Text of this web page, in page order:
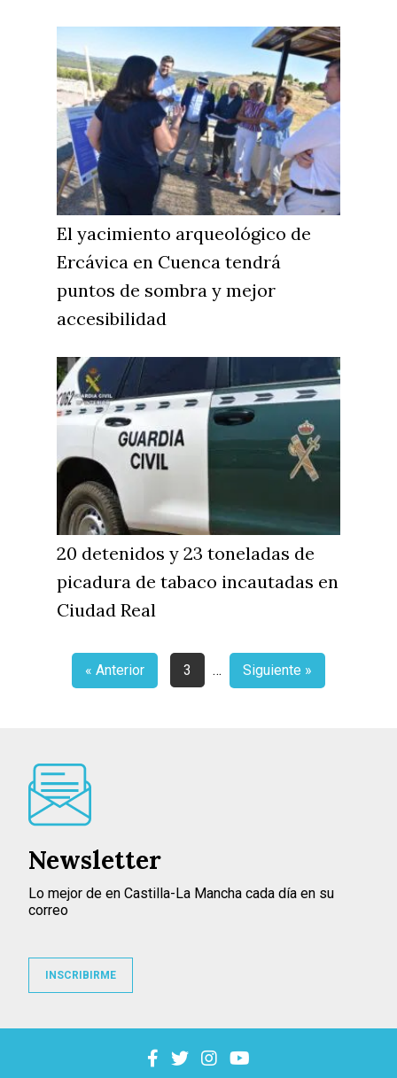
El yacimiento arqueológico de
Ercávica en Cuenca tendrá
puntos de sombra y mejor
accesibilidad
20 detenidos y 23 toneladas de
picadura de tabaco incautadas en
Ciudad Real
« Anterior 3 … Siguiente »
Newsletter
Lo mejor de en Castilla-La Mancha cada día en su
correo
INSCRIBIRME